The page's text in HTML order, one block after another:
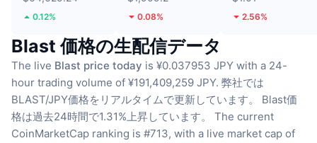
0.12% 0.08% 2.56%
Blast 価格の生配信データ
The live Blast price today is ¥0.037953 JPY with a 24-
hour trading volume of ¥191,409,259 JPY. 弊社では
BLAST/JPY価格をリアルタイムで更新しています。
Blast価
格は過去24時間で1.31%上昇しています。
The current
CoinMarketCap ranking is #713, with a live market cap of